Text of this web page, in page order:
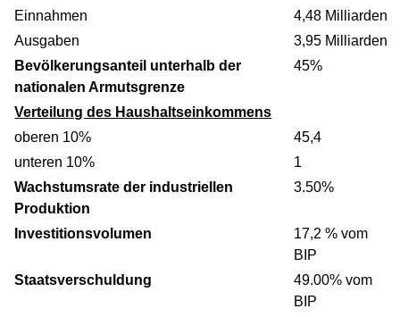
Einnahmen
4,48 Milliarden
Ausgaben
3,95 Milliarden
Bevölkerungsanteil unterhalb der
nationalen Armutsgrenze
45%
Verteilung des Haushaltseinkommens
oberen 10%
45,4
unteren 10%
1
Wachstumsrate der industriellen
Produktion
3.50%
Investitionsvolumen
17,2 % vom
BIP
Staatsverschuldung
49.00% vom
BIP